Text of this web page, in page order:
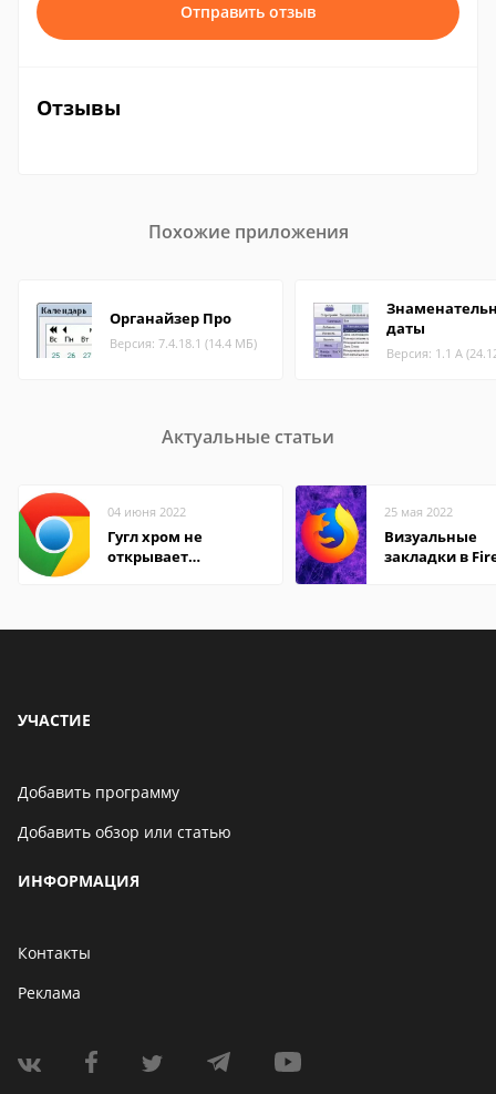
Отправить отзыв
Отзывы
Похожие приложения
Органайзер Про
Версия: 7.4.18.1 (14.4 МБ)
даты
Версия: 1.1 A
Актуальные статьи
04 июня 2022
Гугл хром не
открывает
25 мая 2022
Визуальные
закладки в
УЧАСТИЕ
Добавить программу
Добавить обзор или статью
ИНФОРМАЦИЯ
Контакты
Реклама